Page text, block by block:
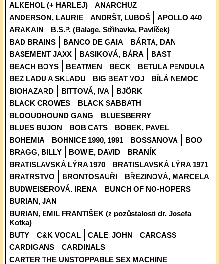
ALKEHOL (+ HARLEJ)
ANARCHUZ
ANDERSON, LAURIE
ANDRŠT, LUBOŠ
APOLLO 440
ARAKAIN
B.S.P. (Balage, Střihavka, Pavlíček)
BAD BRAINS
BANCO DE GAIA
BÁRTA, DAN
BASEMENT JAXX
BASIKOVÁ, BÁRA
BAST
BEACH BOYS
BEATMEN BECK
BETULA PENDULA
BEZ LADU A SKLADU
BIG BEAT VOJ
BÍLÁ NEMOC
BIOHAZARD
BITTOVÁ, IVA
BJÖRK
BLACK CROWES
BLACK SABBATH
BLOOUDHOUND GANG
BLUESBERRY
BLUES BUJON
BOB CATS
BOBEK, PAVEL
BOHEMIA
BOHNICE 1990, 1991 BOSSANOVA
BOO
BRAGG, BILLY
BOWIE, DAVID
BRANÍK
BRATISLAVSKÁ LÝRA 1970
BRATISLAVSKÁ LÝRA 1971
BRATRSTVO
BRONTOSAUŘI
BŘEZINOVÁ, MARCELA
BUDWEISEROVÁ, IRENA
BUNCH OF NO-HOPERS
BURIAN, JAN
BURIAN, EMIL FRANTIŠEK (z pozůstalosti dr. Josefa
Kotka)
BUTY
C&K VOCAL CALE, JOHN
CARCASS
CARDIGANS
CARDINALS
CARTER THE UNSTOPPABLE SEX MACHINE